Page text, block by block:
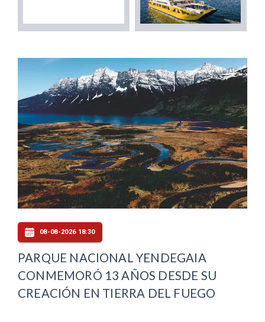
08-08-2026 18:30
PARQUE NACIONAL YENDEGAIA
CONMEMORÓ 13 AÑOS DESDE SU
CREACIÓN EN TIERRA DEL FUEGO